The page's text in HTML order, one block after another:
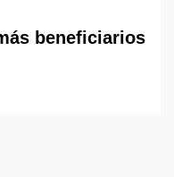
beneficiarios